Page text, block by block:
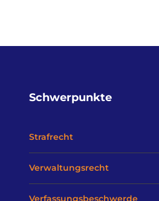
Schwerpunkte
Strafrecht
Verwaltungsrecht
Verfassungsbeschwerde